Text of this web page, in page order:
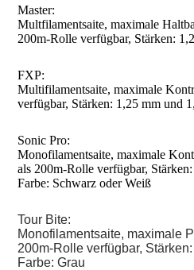
Master:
Multfilamentsaite, maximale
200m-Rolle verfügbar, Stärken:
FXP:
Multifilamentsaite, maximale
verfügbar, Stärken: 1,25 mm und
Sonic Pro:
Monofilamentsaite, maximale
als 200m-Rolle verfügbar,
Farbe: Schwarz oder Weiß
Tour Bite:
Monofilamentsaite, maximale
200m-Rolle verfügbar,
Farbe: Grau